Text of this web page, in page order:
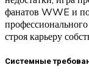
фанатов WWE и
строя карьеру
Системные